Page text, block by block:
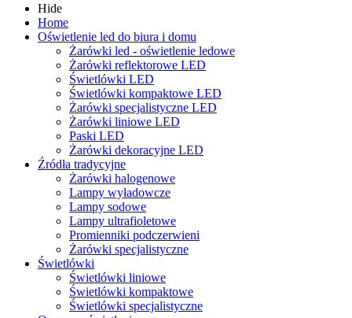
Hide
Home
Oświetlenie led do biura i domu
Żarówki led - oświetlenie ledowe
Żarówki reflektorowe LED
Świetlówki LED
Świetlówki kompaktowe LED
Żarówki specjalistyczne LED
Żarówki liniowe LED
Paski LED
Żarówki dekoracyjne LED
Źródła tradycyjne
Żarówki halogenowe
Lampy wyładowcze
Lampy sodowe
Lampy ultrafioletowe
Promienniki podczerwieni
Żarówki specjalistyczne
Świetlówki
Świetlówki liniowe
Świetlówki kompaktowe
Świetlówki specjalistyczne